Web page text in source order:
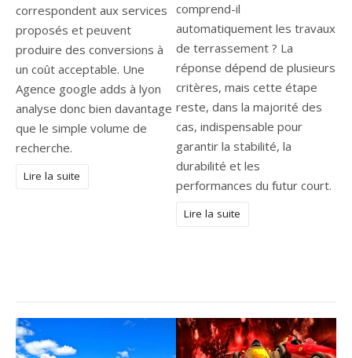
correspondent aux services
proposés et peuvent
produire des conversions à
un coût acceptable. Une
Agence google adds à lyon
analyse donc bien davantage
que le simple volume de
recherche.
Lire la suite
comprend-il
automatiquement les travaux
de terrassement ? La
réponse dépend de plusieurs
critères, mais cette étape
reste, dans la majorité des
cas, indispensable pour
garantir la stabilité, la
durabilité et les
performances du futur court.
Lire la suite